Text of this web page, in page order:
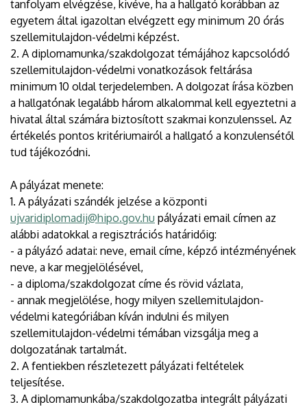
tanfolyam elvégzése, kivéve, ha a hallgató korábban az
egyetem által igazoltan elvégzett egy minimum 20 órás
szellemitulajdon-védelmi képzést.
2. A diplomamunka/szakdolgozat témájához kapcsolódó
szellemitulajdon-védelmi vonatkozások feltárása
minimum 10 oldal terjedelemben. A dolgozat írása közben
a hallgatónak legalább három alkalommal kell egyeztetni a
hivatal által számára biztosított szakmai konzulenssel. Az
értékelés pontos kritériumairól a hallgató a konzulensétől
tud tájékozódni.
A pályázat menete:
1. A pályázati szándék jelzése a központi
ujvaridiplomadij@hipo.gov.hu pályázati email címen az
alábbi adatokkal a regisztrációs határidőig:
- a pályázó adatai: neve, email címe, képző intézményének
neve, a kar megjelölésével,
- a diploma/szakdolgozat címe és rövid vázlata,
- annak megjelölése, hogy milyen szellemitulajdon-
védelmi kategóriában kíván indulni és milyen
szellemitulajdon-védelmi témában vizsgálja meg a
dolgozatának tartalmát.
2. A fentiekben részletezett pályázati feltételek
teljesítése.
3. A diplomamunkába/szakdolgozatba integrált pályázati